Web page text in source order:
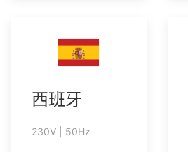
西班牙
230V | 50Hz